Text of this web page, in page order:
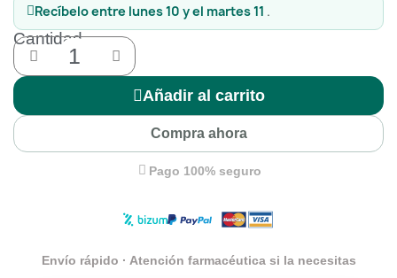
Recíbeloentre lunes 10 y el martes 11 .
Cantidad
Añadir al carrito
Compra ahora
Pago 100% seguro
Envío rápido · Atención farmacéutica si la necesitas